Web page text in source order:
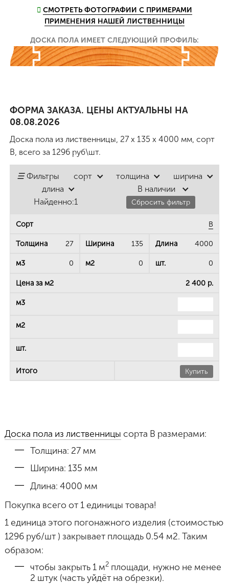
СМОТРЕТЬ ФОТОГРАФИИ С ПРИМЕРАМИ
ПРИМЕНЕНИЯ НАШЕЙ ЛИСТВЕННИЦЫ
ДОСКА ПОЛА ИМЕЕТ СЛЕДУЮЩИЙ ПРОФИЛЬ:
ФОРМА ЗАКАЗА. ЦЕНЫ АКТУАЛЬНЫ НА
08.08.2026
Доска пола из лиственницы, 27 x 135 x 4000 мм, сорт
B , всего за 1296руб\шт.
☰ Фильтры сорт толщина
ширина
длина
В наличии
Найденно:1 Сбросить фильтр
B
27 135 4000
0 0 0
2 400 р.
Купить
Доска пола из лиственницы сорта B размерами:
Толщина: 27 мм
Ширина: 135 мм
Длина: 4000 мм
Покупка всего от 1 единицы товара!
1 единица этого погонажного изделия (стоимостью
1296 руб/шт ) закрывает площадь 0.54 м2. Таким
образом:
чтобы закрыть 1 м2площади, нужно не менее
2 штук (часть уйдёт на обрезки).